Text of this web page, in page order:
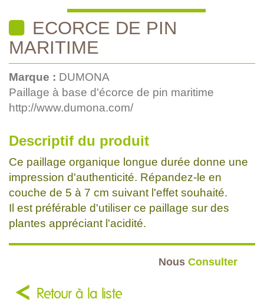
ECORCE DE PIN
MARITIME
Marque : DUMONA
Paillage à base d'écorce de pin maritime
http://www.dumona.com/
Descriptif du produit
Ce paillage organique longue durée donne une
impression d'authenticité. Répandez-le en
couche de 5 à 7 cm suivant l'effet souhaité.
Il est préférable d'utiliser ce paillage sur des
plantes appréciant l'acidité.
Nous Consulter
Retour à la liste